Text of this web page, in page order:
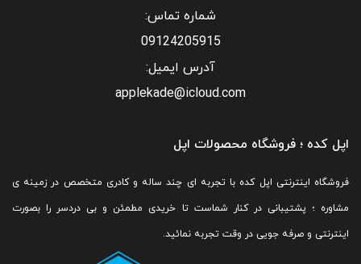
شماره تماس:
09124205915
آدرس ایمیل:
applekade@icloud.com
اپل کده ؛ فروشگاه محصولات اپل
فروشگاه اینترنتی اپل کده با تجربه ای چند ساله و کادری متخصص در زمینه ی
مشاوره ؛ پشتیبانی در کنار شماست تا خریدی مطمئن و بی دردسر را بصورت
اینترنتی و صرفه جویی در وقت تجربه نمائید.